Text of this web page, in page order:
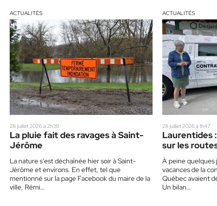
ACTUALITÉS
28 juillet 2026 à 2h39
La pluie fait des ravages à Saint-
Jérôme
La nature s’est déchaînée hier soir à Saint-
Jérôme et environs. En effet, tel que
mentionné sur la page Facebook du maire de la
ville, Rémi…
ACTUALITÉS
28 juillet 2026 à 1h47
Laurentides
sur les
un corbillard
sensibiliser
À peine quelques
vacances de la
Québec avaient
Un bilan…